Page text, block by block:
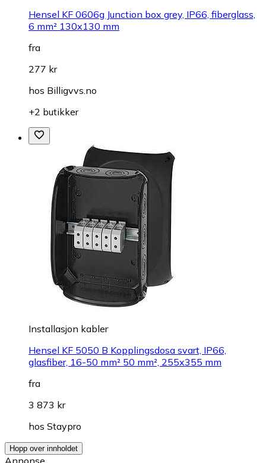
Hensel KF 0606g Junction box grey, IP66, fiberglass,
6 mm² 130x130 mm
fra
277 kr
hos Billigvvs.no
+2 butikker
Installasjon kabler
Hensel KF 5050 B Kopplingsdosa svart, IP66,
glasfiber, 16-50 mm² 50 mm², 255x355 mm
fra
3 873 kr
hos Staypro
Hopp over innholdet